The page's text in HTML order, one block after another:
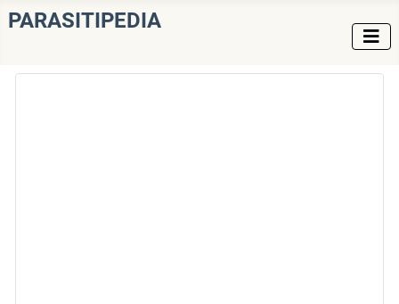
PARASITIPEDIA